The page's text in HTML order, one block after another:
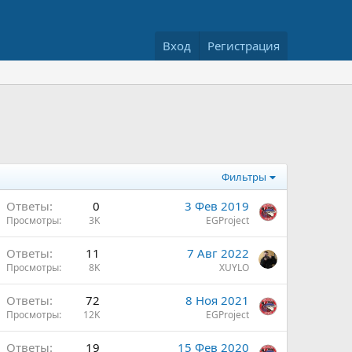
Вход Регистрация
Фильтры
Ответы 0
Просмотры 3K
3 Фев 2019
EGProject
Ответы 11
Просмотры 8K
7 Авг 2022
XUYLO
Ответы 72
Просмотры 12K
8 Ноя 2021
EGProject
Ответы 19 15 Фев 2020